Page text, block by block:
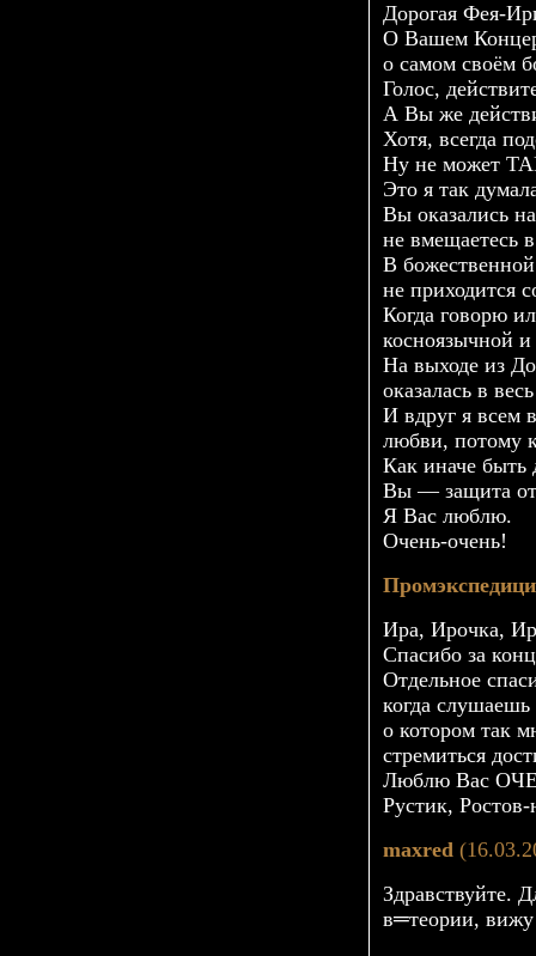
Дорогая Фея-
О Вашем
о самом своём
Голос,
А Вы же
Хотя, всегда
Ну не может
Это я так
Вы оказались
не вмещаетесь
В
не приходится
Когда говорю
косноязычной
На выходе из
оказалась в
И вдруг я всем
любви, потому
Как иначе быть
Вы — защита от
Я Вас люблю.
Очень-очень!
Ира, Ирочка,
Спасибо за
Отдельное
когда
о котором так
стремиться
Люблю Вас
Рустик, Ростов-
maxred
Здравствуйте.
в═теории,